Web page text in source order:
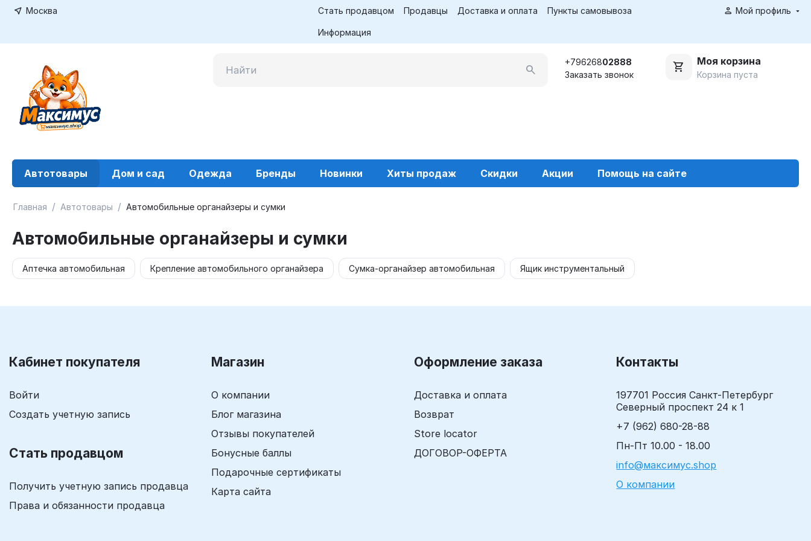
Москва Стать продавцом Продавцы Доставка и оплата Пункты самовывоза
Информация
Мой профиль
+79626802888
Заказать звонок
Моя корзина
Корзина пуста
Автотовары Дом и сад Одежда Бренды Новинки Хиты продаж Скидки Акции Помощь на сайте
Главная / Автотовары / Автомобильные органайзеры и сумки
Автомобильные органайзеры и сумки
Аптечка автомобильная Крепление автомобильного органайзера Сумка-органайзер автомобильная Ящик инструментальный
Кабинет покупателя
Войти
Создать учетную запись
Стать продавцом
Получить учетную запись продавца
Права и обязанности продавца
Магазин
О компании
Блог магазина
Отзывы покупателей
Бонусные баллы
Подарочные сертификаты
Карта сайта
Оформление заказа
Доставка и оплата
Возврат
Store locator
ДОГОВОР-ОФЕРТА
Контакты
197701 Россия Санкт-Петербург
Северный проспект 24 к 1
+7 (962) 680-28-88
Пн-Пт 10.00 - 18.00
info@максимус.shop
О компании